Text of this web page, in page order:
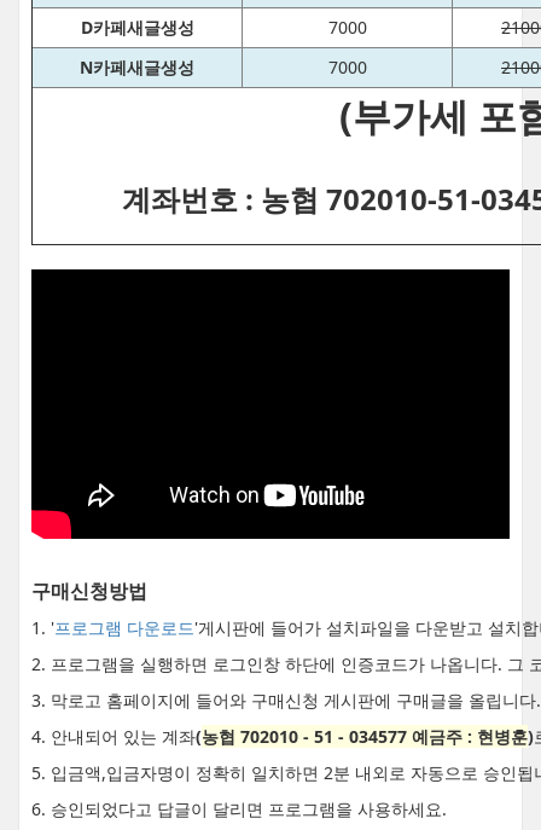
D카페새글생성
7000
N카페새글생성
7000
(부가세 포
계좌번호 : 농협 702010-51-
구매신청방법
1. '프로그램 다운로드'게시판에 들어가 설치파일을 다운받고 설치
2. 프로그램을 실행하면 로그인창 하단에 인증코드가 나옵니다. 그
3. 막로고 홈페이지에 들어와 구매신청 게시판에 구매글을 올립니다.
4. 안내되어 있는 계좌(농협 702010 - 51 - 034577 예금주 : 현병훈)
5. 입금액,입금자명이 정확히 일치하면 2분 내외로 자동으로 승인됩
6. 승인되었다고 답글이 달리면 프로그램을 사용하세요.